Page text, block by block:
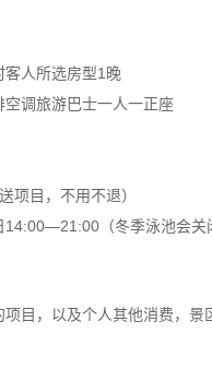
人所选房型1晚
调旅游巴士一人一正座
项目，不用不退）
（冬季泳池会关
目，以及个人其他消费，